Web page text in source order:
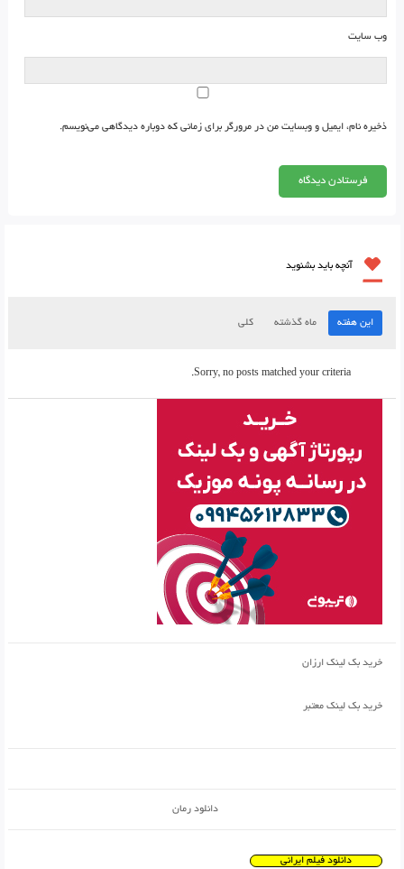
وب‌ سایت
ذخیره نام، ایمیل و وبسایت من در مرورگر برای زمانی که دوباره دیدگاهی می‌نویسم.
آنچه باید بشنوید
این هفته ماه گذشته کلی
Sorry, no posts matched your criteria.
خرید بک لینک ارزان
خرید بک لینک معتبر
دانلود رمان
دانلود فیلم ایرانی